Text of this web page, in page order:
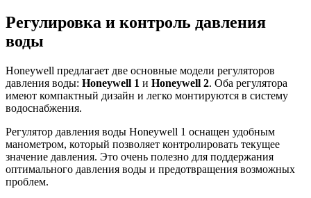
Регулировка и контроль давления
воды
Honeywell предлагает две основные модели регуляторов
давления воды: Honeywell 1 и Honeywell 2. Оба регулятора
имеют компактный дизайн и легко монтируются в систему
водоснабжения.
Регулятор давления воды Honeywell 1 оснащен удобным
манометром, который позволяет контролировать текущее
значение давления. Это очень полезно для поддержания
оптимального давления воды и предотвращения возможных
проблем.